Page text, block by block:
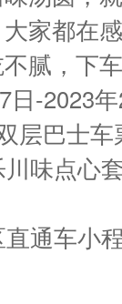
家都在
腻，下
日-2023
层巴士
味点心
通车小